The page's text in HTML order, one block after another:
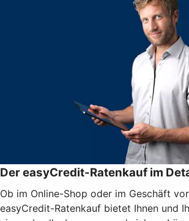
Der easyCredit-Ratenkauf im
Ob im Online-Shop oder im Geschäft
easyCredit-Ratenkauf bietet Ihnen und